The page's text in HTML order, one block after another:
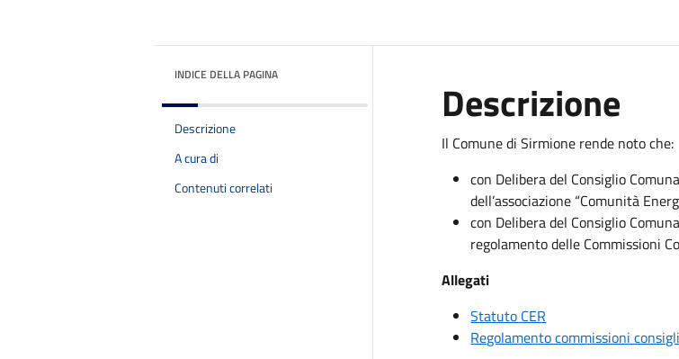
INDICE DELLA PAGINA
Descrizione
A cura di
Contenuti correlati
Descrizione
Il Comune di Sirmione rende noto che:
con Delibera del Consiglio
dell’associazione “Comunità
con Delibera del Consiglio
regolamento delle Commissioni
Allegati
Statuto CER
Regolamento commissioni